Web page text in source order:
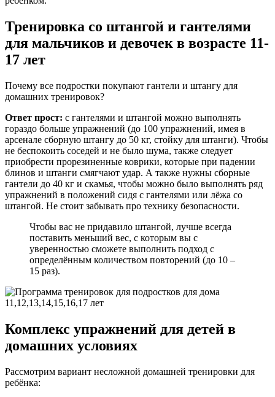
Тренировка со штангой и гантелями
для мальчиков и девочек в возрасте 11-
17 лет
Почему все подростки покупают гантели и штангу для
домашних тренировок?
Ответ прост: с гантелями и штангой можно выполнять
гораздо больше упражнений (до 100 упражнений, имея в
арсенале сборную штангу до 50 кг, стойку для штанги). Чтобы
не беспокоить соседей и не было шума, также следует
приобрести прорезиненные коврики, которые при падении
блинов и штанги смягчают удар. А также нужны сборные
гантели до 40 кг и скамья, чтобы можно было выполнять ряд
упражнений в положений сидя с гантелями или лёжа со
штангой. Не стоит забывать про технику безопасности.
Чтобы вас не придавило штангой, лучше всегда
поставить меньший вес, с которым вы с
уверенностью сможете выполнить подход с
определённым количеством повторений (до 10 –
15 раз).
Комплекс упражнений для детей в
домашних условиях
Рассмотрим вариант несложной домашней тренировки для
ребёнка: